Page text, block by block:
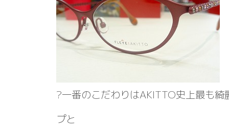
?一番のこだわりはAKITTO史上最も
プと